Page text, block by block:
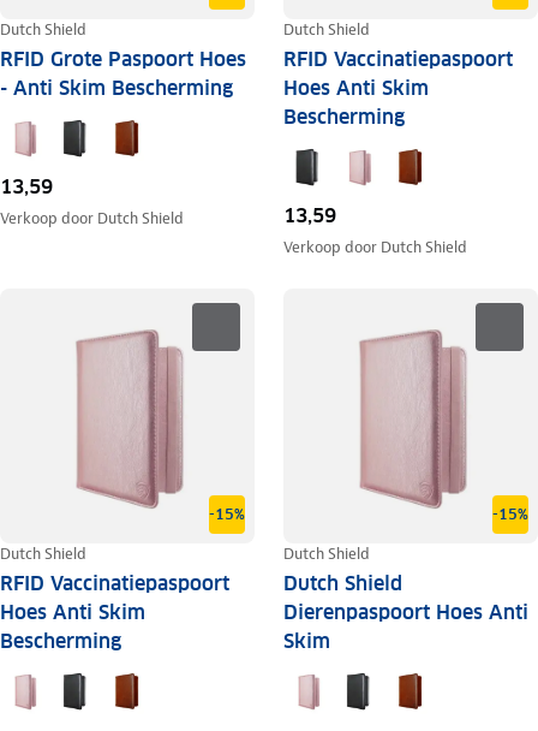
Dutch Shield
RFID Grote Paspoort Hoes
- Anti Skim Bescherming
13,59
Verkoop door Dutch Shield
Dutch Shield
RFID Vaccinatiepaspoort
Hoes Anti Skim
Bescherming
13,59
Verkoop door Dutch Shield
-15%
Dutch Shield
RFID Vaccinatiepaspoort
Hoes Anti Skim
Bescherming
-15%
Dutch Shield
Dutch Shield
Dierenpaspoort Hoes Anti
Skim